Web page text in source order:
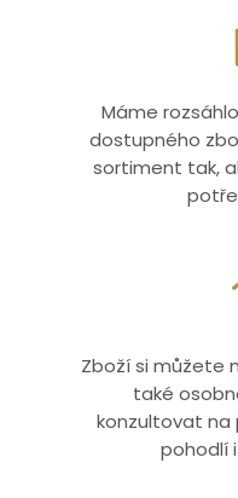
Máme
dostupného
sortiment tak,
Zboží si můžete
také
konzultovat na
pohodlí